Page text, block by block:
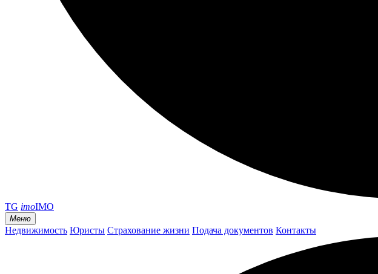
TG imoIMO
Меню
Недвижимость Юристы Страхование жизни Подача документов Контакты